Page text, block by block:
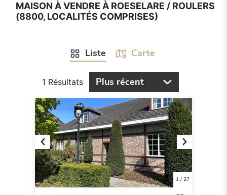
MAISON À VENDRE À ROESELARE / ROULERS
(8800, LOCALITÉS COMPRISES)
Liste Carte
1 Résultats Plus récent
Previous Next
1/ 27